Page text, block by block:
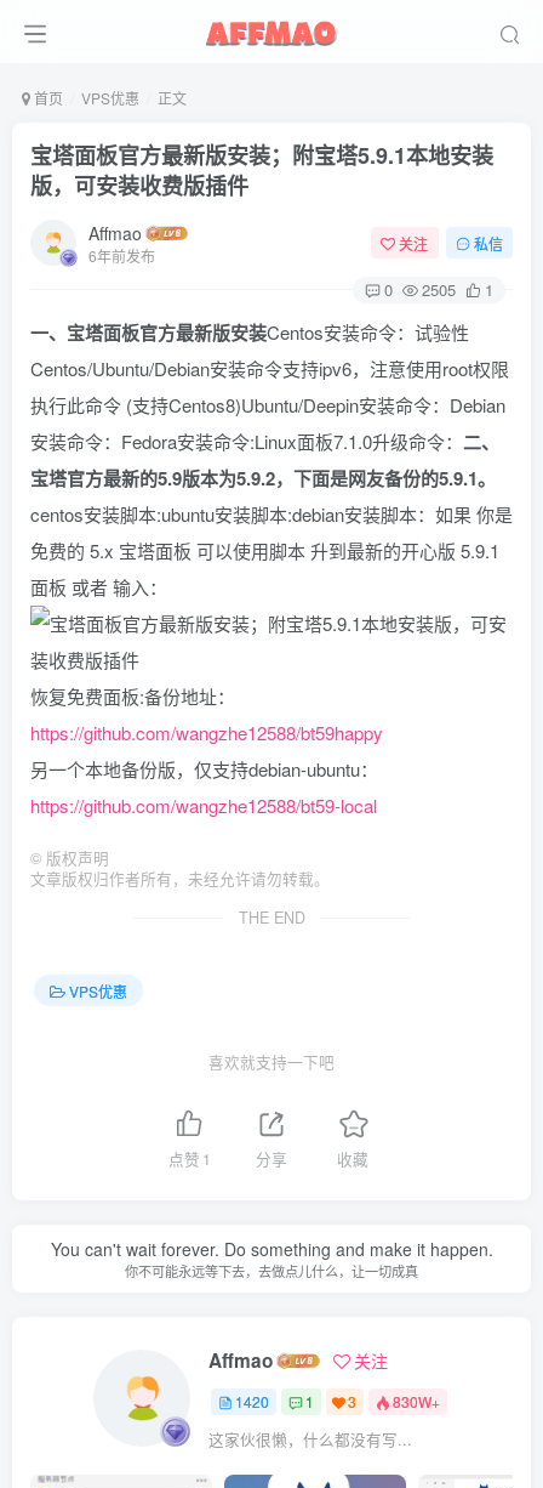
首页 VPS优惠 正文
宝塔面板官方最新版安装；附宝塔5.9.1本地安装
版，可安装收费版插件
Affmao
6年前发布
关注 私信
0 2505 1
一、宝塔面板官方最新版安装Centos安装命令：试验性
Centos/Ubuntu/Debian安装命令支持ipv6，注意使用root权限
执行此命令 (支持Centos8)Ubuntu/Deepin安装命令：Debian
安装命令：Fedora安装命令:Linux面板7.1.0升级命令： 二、
宝塔官方最新的5.9版本为5.9.2，下面是网友备份的5.9.1。
centos安装脚本:ubuntu安装脚本:debian安装脚本：如果 你是
免费的 5.x 宝塔面板 可以使用脚本 升到最新的开心版 5.9.1
面板 或者 输入：
恢复免费面板:备份地址：
https://github.com/wangzhe12588/bt59happy
另一个本地备份版，仅支持debian-ubuntu：
https://github.com/wangzhe12588/bt59-local
© 版权声明
文章版权归作者所有，未经允许请勿转载。
THE END
VPS优惠
喜欢就支持一下吧
点赞 1 分享 收藏
You can't wait forever. Do something and make it happen.
你不可能永远等下去，去做点儿什么，让一切成真
Affmao 关注
1420 1 3 830W+
这家伙很懒，什么都没有写...